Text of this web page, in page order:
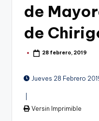
de
de
Publicado28 febrero, 2019
Jueves 28 Febrero
Versin Imprimible